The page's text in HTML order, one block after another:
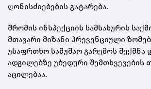
ღონისძიებების გატარება.
შრომის ინსპექციის სამსახურის
მთავარი მიზანი პრევენციული
უსაფრთხო სამუშაო გარემოს შექმნა
ადგილებზე უბედური შემთხვევების
აცილებაა.